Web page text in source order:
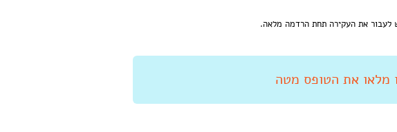
לעבור את העקירה תחת הרדמה מלאה.